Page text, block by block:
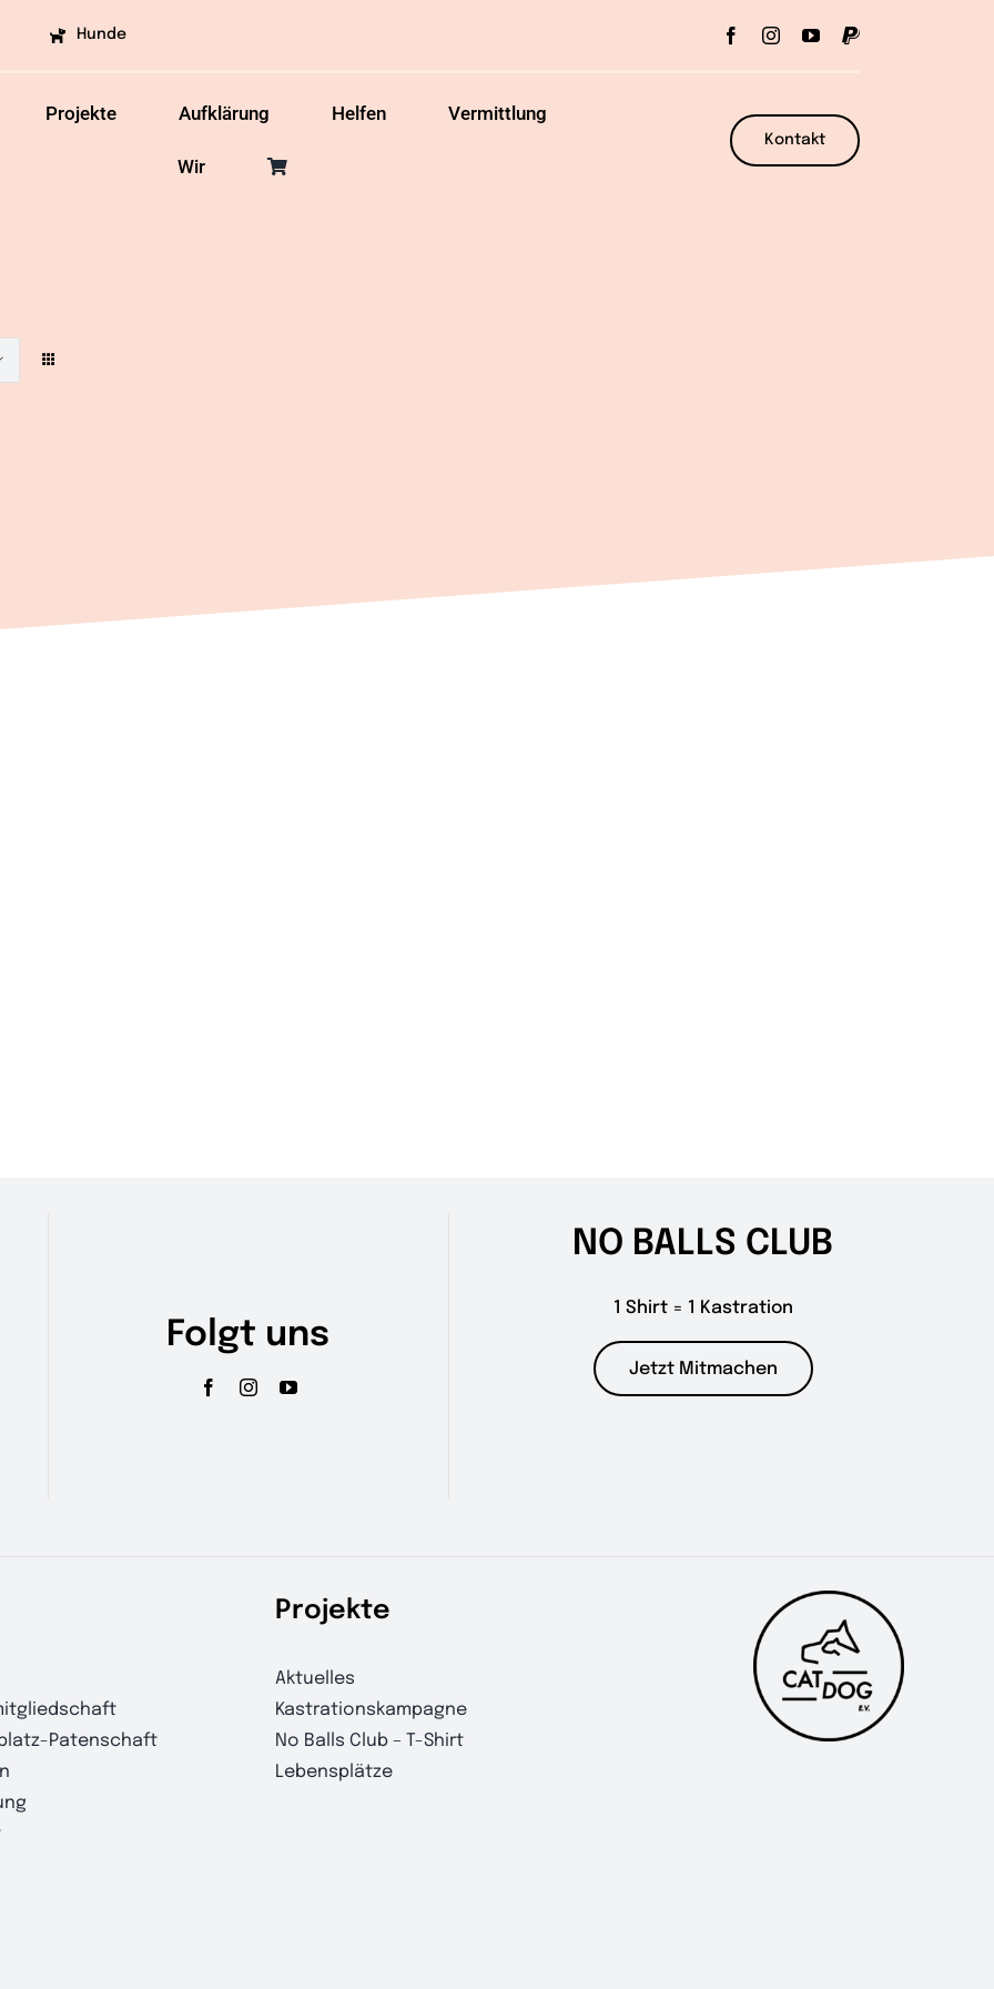
Hunde
Projekte Aufklärung Helfen Vermittlung
Wir
Kontakt
Folgt uns
NO BALLS CLUB
1 Shirt = 1 Kastration
Jetzt Mitmachen
Patenschaft
Projekte
Aktuelles
Kastrationskampagne
No Balls Club – T-Shirt
Lebensplätze